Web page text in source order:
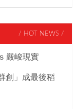
/ HOT NEWS /
嚴峻現實
創」成最後稻